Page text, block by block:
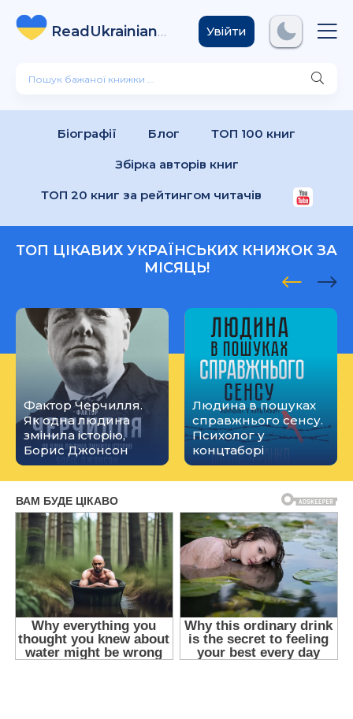
ReadUkrainian
Books .com
Увійти
Біографії Блог ТОП 100 книг
Збірка авторів книг
ТОП 20 книг за рейтингом читачів
ТОП ЦІКАВИХ УКРАЇНСЬКИХ КНИЖОК ЗА
МІСЯЦЬ!
Фактор Черчилля.
Як одна людина
змінила історію,
Борис Джонсон
Людина в пошуках
справжнього сенсу.
Психолог у
концтаборі